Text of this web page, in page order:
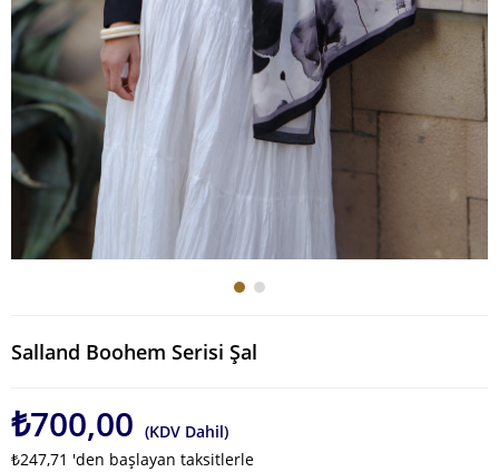
Salland Boohem Serisi Şal
₺700,00 (KDV Dahil)
₺247,71 'den başlayan taksitlerle